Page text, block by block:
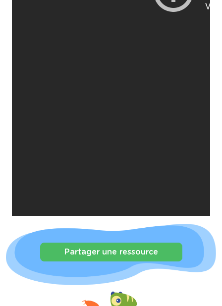
Partager une ressource